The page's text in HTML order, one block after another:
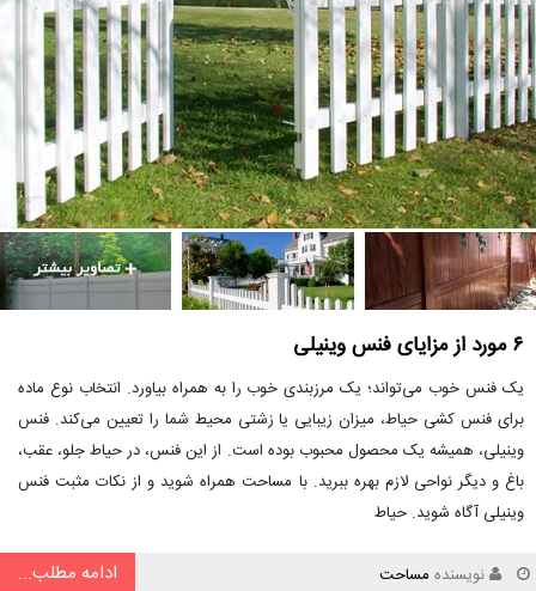
۶ مورد از مزایای فنس وینیلی
یک فنس خوب می‌تواند؛ یک مرزبندی خوب را به همراه بیاورد. انتخاب نوع ماده
برای فنس کشی حیاط، میزان زیبایی یا زشتی محیط شما را تعیین می‌کند. فنس
وینیلی، همیشه یک محصول محبوب بوده است. از این فنس، در حیاط جلو، عقب،
باغ و دیگر نواحی لازم بهره ببرید. با مساحت همراه شوید و از نکات مثبت فنس
وینیلی آگاه شوید. حیاط
نویسنده مساحت ادامه مطلب...